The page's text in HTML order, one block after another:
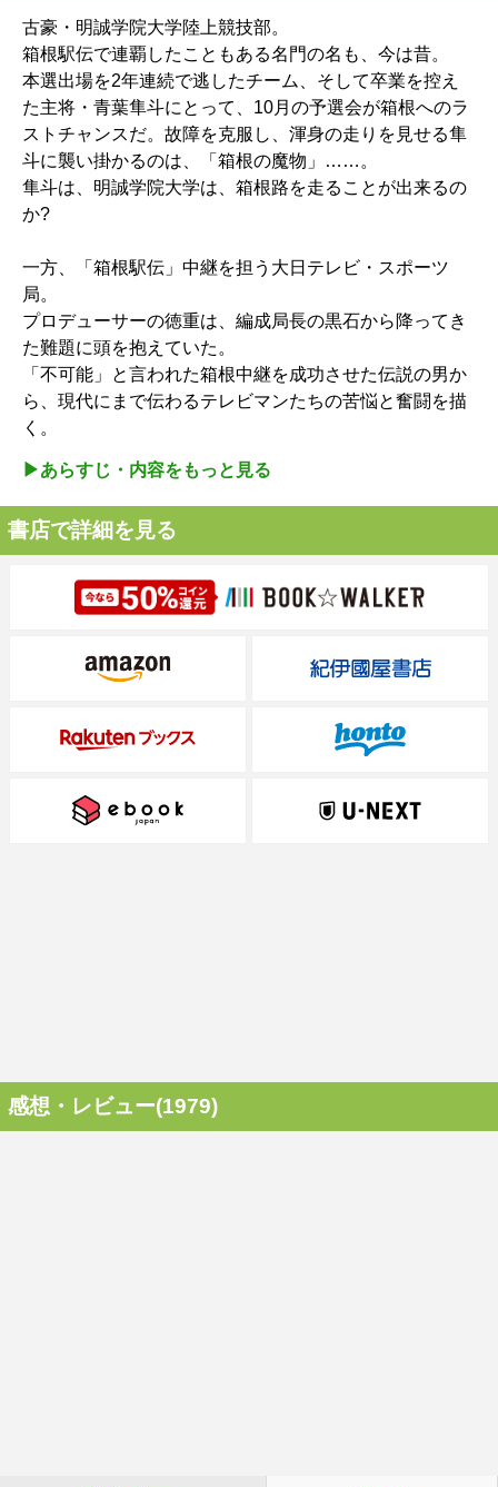
古豪・明誠学院大学陸上競技部。
箱根駅伝で連覇したこともある名門の名も、今は昔。
本選出場を2年連続で逃したチーム、そして卒業を控え
た主将・青葉隼斗にとって、10月の予選会が箱根へのラ
ストチャンスだ。故障を克服し、渾身の走りを見せる隼
斗に襲い掛かるのは、「箱根の魔物」……。
隼斗は、明誠学院大学は、箱根路を走ることが出来るの
か?
一方、「箱根駅伝」中継を担う大日テレビ・スポーツ
局。
プロデューサーの徳重は、編成局長の黒石から降ってき
た難題に頭を抱えていた。
「不可能」と言われた箱根中継を成功させた伝説の男か
ら、現代にまで伝わるテレビマンたちの苦悩と奮闘を描
く。
▶︎あらすじ・内容をもっと見る
書店で詳細を見る
感想・レビュー(1979)